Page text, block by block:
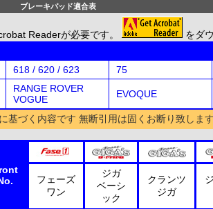
ブレーキパッド適合表
Readerが必要です。
をダ
618 / 620 / 623 75
RANGE ROVER
VOGUE
EVOQUE
づく内容です 無断引用は固くお断り致します
フェーズ
ワン
ジガ
ベーシ
ック
クランツ
ジガ